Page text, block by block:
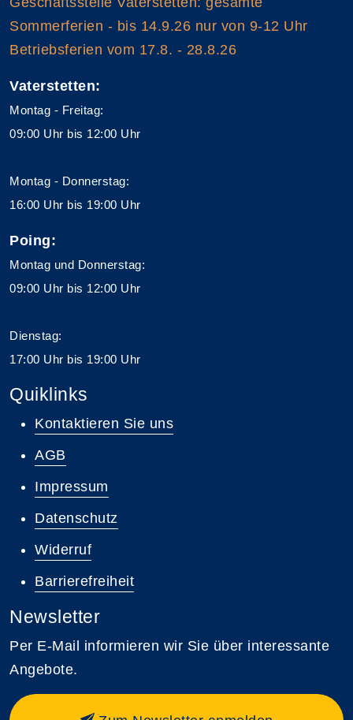
Sommerferien - bis 14.9.26 nur von 9-12 Uhr
Betriebsferien vom 17.8. - 28.8.26
Vaterstetten:
Montag - Freitag:
09:00 Uhr bis 12:00 Uhr
Montag - Donnerstag:
16:00 Uhr bis 19:00 Uhr
Poing:
Montag und Donnerstag:
09:00 Uhr bis 12:00 Uhr
Dienstag:
17:00 Uhr bis 19:00 Uhr
Quiklinks
Kontaktieren Sie uns
AGB
Impressum
Datenschutz
Widerruf
Barrierefreiheit
Newsletter
Per E-Mail informieren wir Sie über interessante
Angebote.